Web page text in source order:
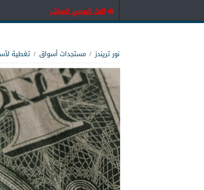
البث اليومي المباشر
نور تريندز / مستجدات أسواق / تغطية